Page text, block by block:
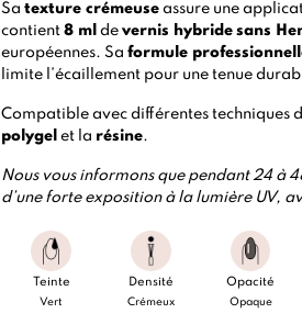
Satexture crémeuse assure une
contient8 ml devernis hybride sans
européennes. Saformule
limite l’écaillement pour une tenue
Compatible avec différentes techniques
polygel et la résine.
Nous vous informons que pendant 24 à
d’une forte exposition à la lumière UV,
Teinte
Vert
Densité
Crémeux
Opacité
Opaque